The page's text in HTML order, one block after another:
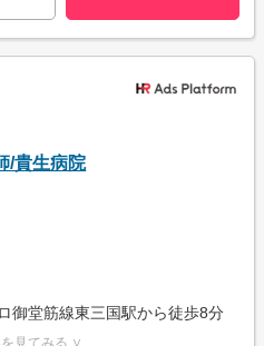
/貴生病院
御堂筋線東三国駅から徒歩8分